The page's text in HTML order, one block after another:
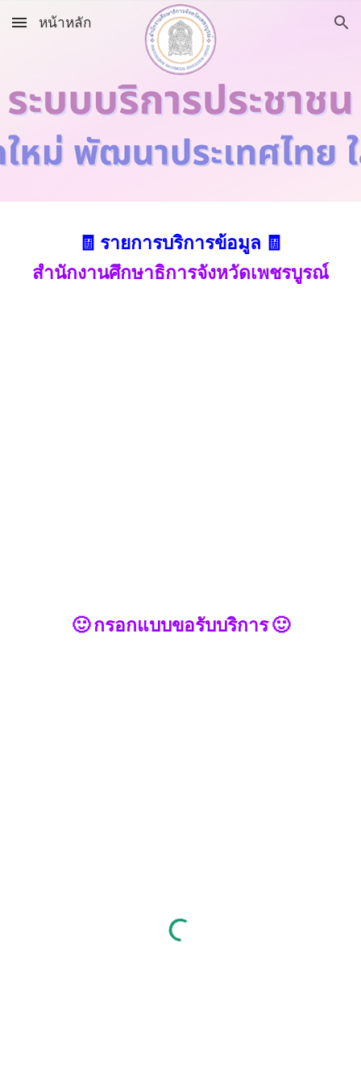
Skip to main content Skip to navigation
หน้าหลัก
🧾 รายการบริการข้อมูล 🧾
สำนักงานศึกษาธิการจังหวัดเพชรบูรณ์
🙂 กรอกแบบขอรับบริการ 🙂